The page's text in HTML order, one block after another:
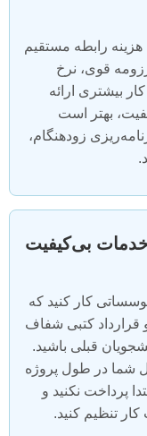
هزینه رابطه مستقیم
قوی، نرخ
بیشتری ارائه
بهتر است
زودهنگام،
خدمات بی‌کیفیت
کار کنید که
قرارداد کتبی شفاف
قبلی باشید.
شما در طول پروژه
پرداخت نکنید و
تنظیم کنید.